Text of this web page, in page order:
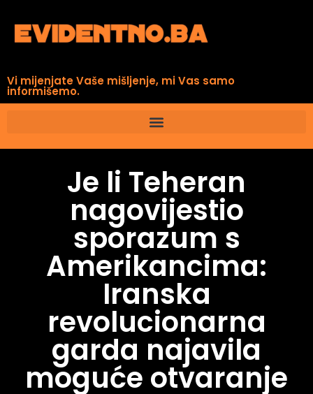
Vi mijenjate Vaše mišljenje, mi Vas samo
informišemo.
Je li Teheran
nagovijestio
sporazum s
Amerikancima:
Iranska
revolucionarna
garda najavila
moguće otvaranje